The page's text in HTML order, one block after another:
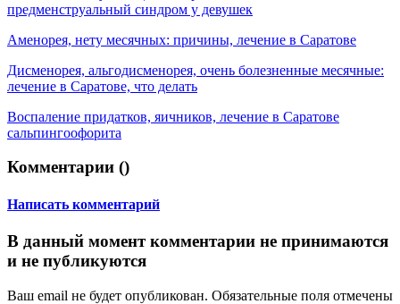
предменструальный синдром у девушек
Аменорея, нету месячных: причины, лечение в Саратове
Дисменорея, альгодисменорея, очень болезненные месячные:
лечение в Саратове, что делать
Воспаление придатков, яичников, лечение в Саратове
сальпингоофорита
Комментарии ()
Написать комментарий
В данный момент комментарии не принимаются
и не публикуются
Ваш email не будет опубликован. Обязательные поля отмечены